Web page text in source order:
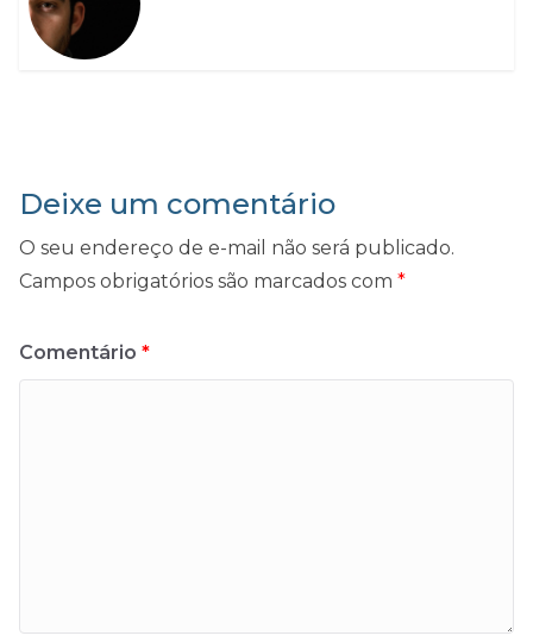
Deixe um comentário
O seu endereço de e-mail não será publicado.
Campos obrigatórios são marcados com *
Comentário *